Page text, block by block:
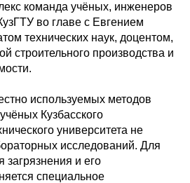
команда учёных, инженеров
во главе с Евгением
технических наук, доцентом,
строительного производства и
используемых методов
Кузбасского
университета не
исследований. Для
загрязнения и его
специальное